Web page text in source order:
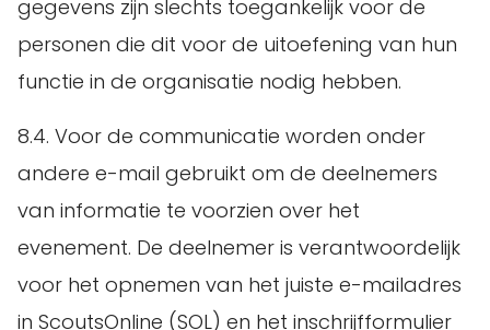
gegevens zijn slechts toegankelijk voor de
personen die dit voor de uitoefening van hun
functie in de organisatie nodig hebben.
8.4. Voor de communicatie worden onder
andere e-mail gebruikt om de deelnemers
van informatie te voorzien over het
evenement. De deelnemer is verantwoordelijk
voor het opnemen van het juiste e-mailadres
in ScoutsOnline (SOL) en het inschrijfformulier